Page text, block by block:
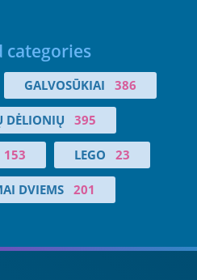
categories
GALVOSŪKIAI 386
DĖLIONIŲ 395
153 LEGO 23
DVIEMS 201